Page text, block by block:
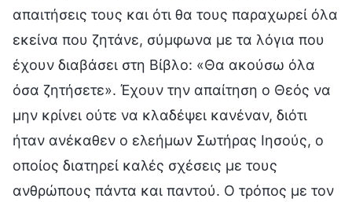
απαιτήσεις τους και ότι θα τους παραχωρεί όλα
εκείνα που ζητάνε, σύμφωνα με τα λόγια που
έχουν διαβάσει στη Βίβλο: «Θα ακούσω όλα
όσα ζητήσετε». Έχουν την απαίτηση ο Θεός να
μην κρίνει ούτε να κλαδέψει κανέναν, διότι
ήταν ανέκαθεν ο ελεήμων Σωτήρας Ιησούς, ο
οποίος διατηρεί καλές σχέσεις με τους
ανθρώπους πάντα και παντού. Ο τρόπος με τον